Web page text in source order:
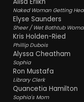
Naked Woman Getting
Elyse Saunders
Sheer / Wet Bathtub
Kris Holden-Ried
Phillip Dubois
Alyssa Cheatham
Sophia
Ron Mustafa
Library Clerk
Quancetia Hamilton
Sophia's Mom